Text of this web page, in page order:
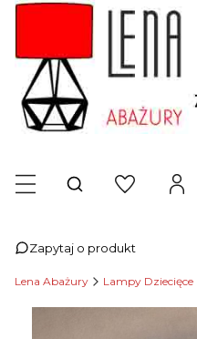
Otwórz wyszukiwarkę
Zapytaj o produkt
Lena Abażury Lampy Dziecięce